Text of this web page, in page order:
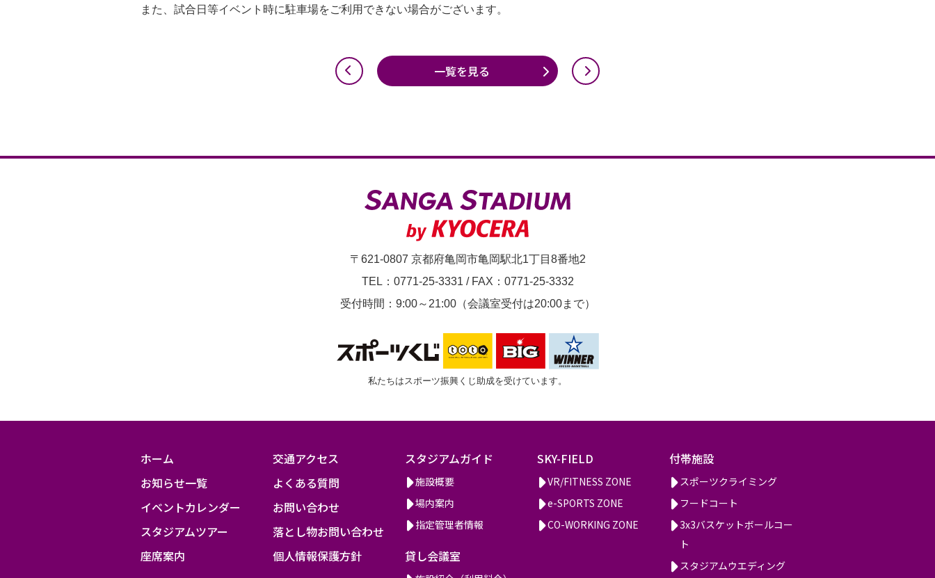
また、試合日等イベント時に駐車場をご利用できない場合がございます。
一覧を見る
〒621-0807 京都府亀岡市亀岡駅北1丁目8番地2
TEL：0771-25-3331 / FAX：0771-25-3332
受付時間：9:00～21:00（会議室受付は20:00まで）
私たちはスポーツ振興くじ助成を受けています。
ホーム
お知らせ一覧
イベントカレンダー
スタジアムツアー
座席案内
交通アクセス
よくある質問
お問い合わせ
落とし物お問い合わせ
個人情報保護方針
スタジアムガイド
施設概要
場内案内
指定管理者情報
貸し会議室
SKY-FIELD
VR/FITNESS ZONE
e-SPORTS ZONE
CO-WORKING ZONE
付帯施設
スポーツクライミング
フードコート
3x3バスケットボールコー
ト
スタジアムウエディング